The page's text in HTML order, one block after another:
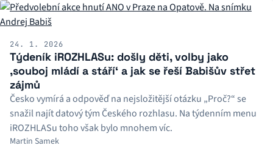
24. 1. 2026
Týdeník iROZHLASu: došly děti, volby jako
‚souboj mládí a stáří‘ a jak se řeší Babišův střet
zájmů
Česko vymírá a odpověď na nejsložitější otázku „Proč?“ se
snažil najít datový tým Českého rozhlasu. Na týdenním menu
iROZHLASu toho však bylo mnohem víc.
Martin Samek